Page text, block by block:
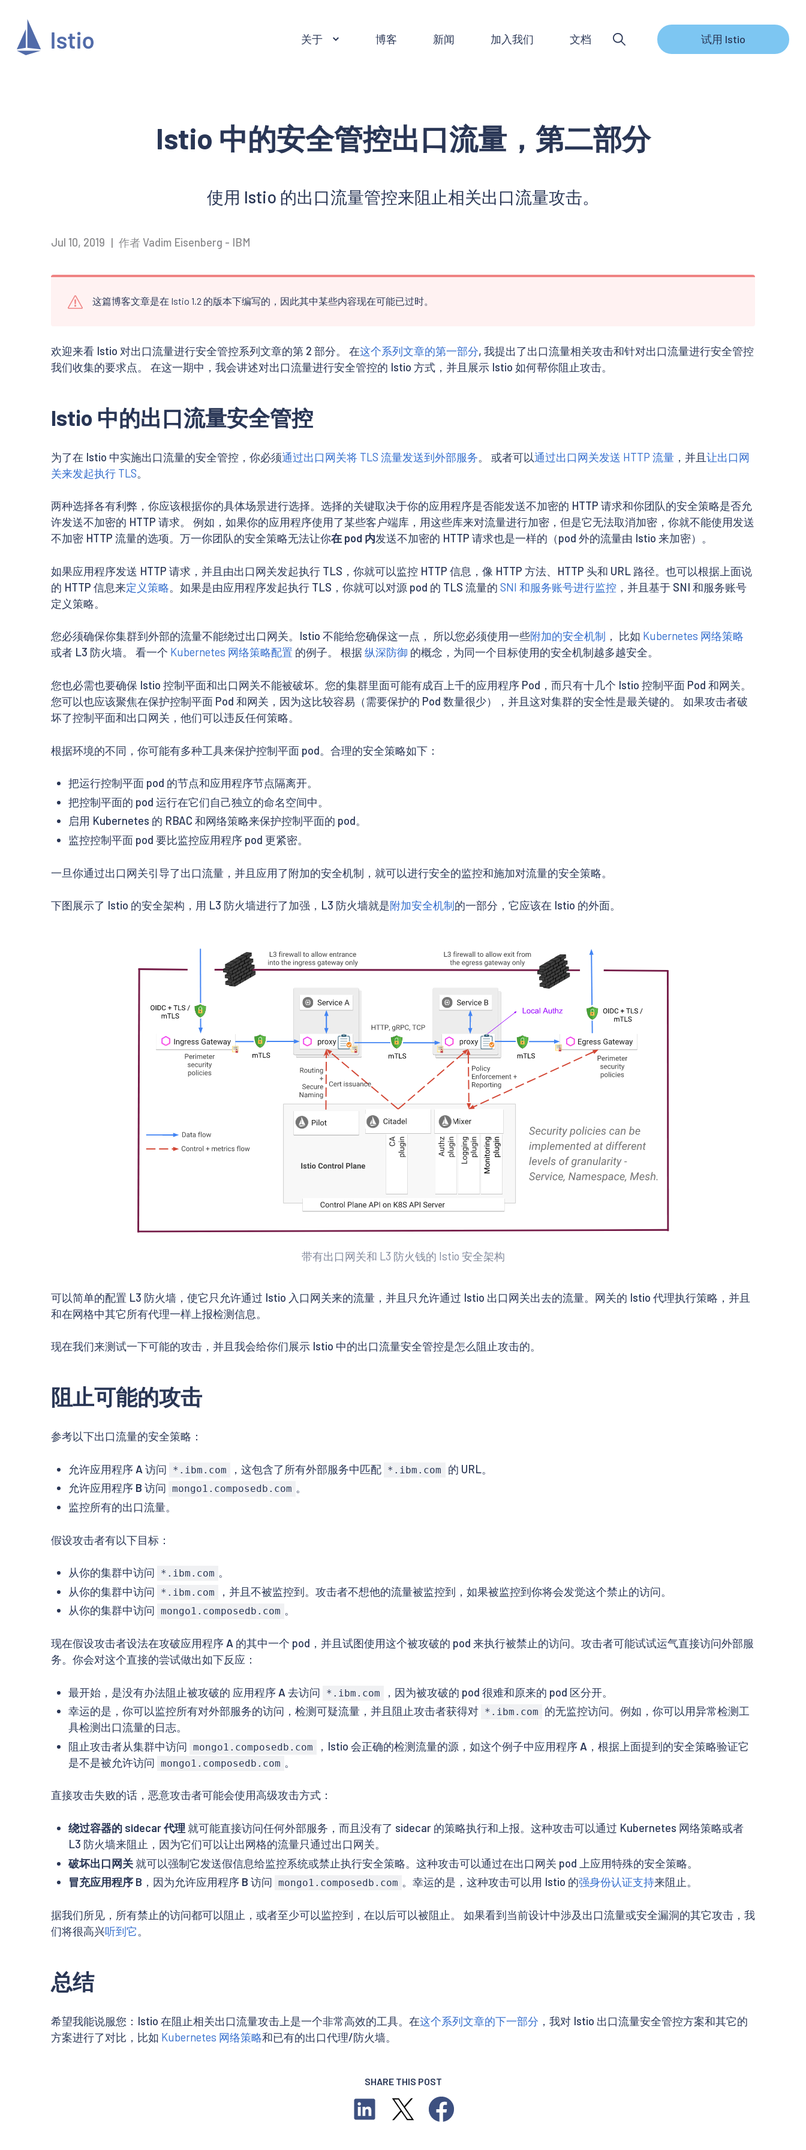
关于 博客 新闻 加入我们 文档 试用 Istio
Istio 中的安全管控出口流量，第二部分
使用 Istio 的出口流量管控来阻止相关出口流量攻击。
Jul 10, 2019 | 作者 Vadim Eisenberg - IBM
这篇博客文章是在 Istio 1.2 的版本下编写的，因此其中某些内容现在可能已过时。
欢迎来看 Istio 对出口流量进行安全管控系列文章的第 2 部分。 在这个系列文章的第一部分, 我提出了出口流量相关攻击和针对出口流量进行安全管控
我们收集的要求点。 在这一期中，我会讲述对出口流量进行安全管控的 Istio 方式，并且展示 Istio 如何帮你阻止攻击。
Istio 中的出口流量安全管控
为了在 Istio 中实施出口流量的安全管控，你必须通过出口网关将 TLS 流量发送到外部服务。 或者可以通过出口网关发送 HTTP 流量 ，并且让出口网
关来发起执行 TLS。
两种选择各有利弊，你应该根据你的具体场景进行选择。选择的关键取决于你的应用程序是否能发送不加密的 HTTP 请求和你团队的安全策略是否允
许发送不加密的 HTTP 请求。 例如，如果你的应用程序使用了某些客户端库，用这些库来对流量进行加密，但是它无法取消加密，你就不能使用发送
不加密 HTTP 流量的选项。万一你团队的安全策略无法让你在 pod 内发送不加密的 HTTP 请求也是一样的（pod 外的流量由 Istio 来加密）。
如果应用程序发送 HTTP 请求，并且由出口网关发起执行 TLS，你就可以监控 HTTP 信息，像 HTTP 方法、HTTP 头和 URL 路径。也可以根据上面说
的 HTTP 信息来定义策略。如果是由应用程序发起执行 TLS，你就可以对源 pod 的 TLS 流量的 SNI 和服务账号进行监控 ，并且基于 SNI 和服务账号
定义策略。
您必须确保你集群到外部的流量不能绕过出口网关。Istio 不能给您确保这一点， 所以您必须使用一些附加的安全机制 ， 比如 Kubernetes 网络策略
或者 L3 防火墙。 看一个 Kubernetes 网络策略配置 的例子。 根据纵深防御 的概念，为同一个目标使用的安全机制越多越安全。
您也必需也要确保 Istio 控制平面和出口网关不能被破坏。您的集群里面可能有成百上千的应用程序 Pod，而只有十几个 Istio 控制平面 Pod 和网关。
您可以也应该聚焦在保护控制平面 Pod 和网关，因为这比较容易（需要保护的 Pod 数量很少），并且这对集群的安全性是最关键的。 如果攻击者破
坏了控制平面和出口网关，他们可以违反任何策略。
根据环境的不同，你可能有多种工具来保护控制平面 pod。合理的安全策略如下：
把运行控制平面 pod 的节点和应用程序节点隔离开。
把控制平面的 pod 运行在它们自己独立的命名空间中。
启用 Kubernetes 的 RBAC 和网络策略来保护控制平面的 pod。
监控控制平面 pod 要比监控应用程序 pod 更紧密。
一旦你通过出口网关引导了出口流量，并且应用了附加的安全机制，就可以进行安全的监控和施加对流量的安全策略。
下图展示了 Istio 的安全架构，用 L3 防火墙进行了加强，L3 防火墙就是附加安全机制的一部分，它应该在 Istio 的外面。
带有出口网关和 L3 防火钱的 Istio 安全架构
可以简单的配置 L3 防火墙，使它只允许通过 Istio 入口网关来的流量，并且只允许通过 Istio 出口网关出去的流量。网关的 Istio 代理执行策略，并且
和在网格中其它所有代理一样上报检测信息。
现在我们来测试一下可能的攻击，并且我会给你们展示 Istio 中的出口流量安全管控是怎么阻止攻击的。
阻止可能的攻击
参考以下出口流量的安全策略：
允许应用程序 A 访问 *.ibm.com ，这包含了所有外部服务中匹配 *.ibm.com
的 URL。
允许应用程序 B 访问 mongo1.composedb.com 。
监控所有的出口流量。
假设攻击者有以下目标：
从你的集群中访问 *.ibm.com 。
从你的集群中访问
*.ibm.com
，并且不被监控到。攻击者不想他的流量被监控到，如果被监控到你将会发觉这个禁止的访问。
从你的集群中访问 mongo1.composedb.com 。
现在假设攻击者设法在攻破应用程序 A 的其中一个 pod，并且试图使用这个被攻破的 pod 来执行被禁止的访问。攻击者可能试试运气直接访问外部服
务。你会对这个直接的尝试做出如下反应：
最开始，是没有办法阻止被攻破的 应用程序 A 去访问 *.ibm.com
，因为被攻破的 pod 很难和原来的 pod 区分开。
幸运的是，你可以监控所有对外部服务的访问，检测可疑流量，并且阻止攻击者获得对 *.ibm.com
的无监控访问。例如，你可以用异常检测工
具检测出口流量的日志。
阻止攻击者从集群中访问 mongo1.composedb.com ，Istio 会正确的检测流量的源，如这个例子中应用程序 A ，根据上面提到的安全策略验证它
是不是被允许访问 mongo1.composedb.com 。
直接攻击失败的话，恶意攻击者可能会使用高级攻击方式：
绕过容器的 sidecar 代理 就可能直接访问任何外部服务，而且没有了 sidecar 的策略执行和上报。这种攻击可以通过 Kubernetes 网络策略或者
L3 防火墙来阻止，因为它们可以让出网格的流量只通过出口网关。
破坏出口网关就可以强制它发送假信息给监控系统或禁止执行安全策略。这种攻击可以通过在出口网关 pod 上应用特殊的安全策略。
冒充应用程序 B ，因为允许应用程序 B 访问 mongo1.composedb.com 。幸运的是，这种攻击可以用 Istio 的强身份认证支持来阻止。
据我们所见，所有禁止的访问都可以阻止，或者至少可以监控到，在以后可以被阻止。 如果看到当前设计中涉及出口流量或安全漏洞的其它攻击，我
们将很高兴听到它。
总结
希望我能说服您：Istio 在阻止相关出口流量攻击上是一个非常高效的工具。在这个系列文章的下一部分 ，我对 Istio 出口流量安全管控方案和其它的
方案进行了对比，比如 Kubernetes 网络策略和已有的出口代理/防火墙。
SHARE THIS POST